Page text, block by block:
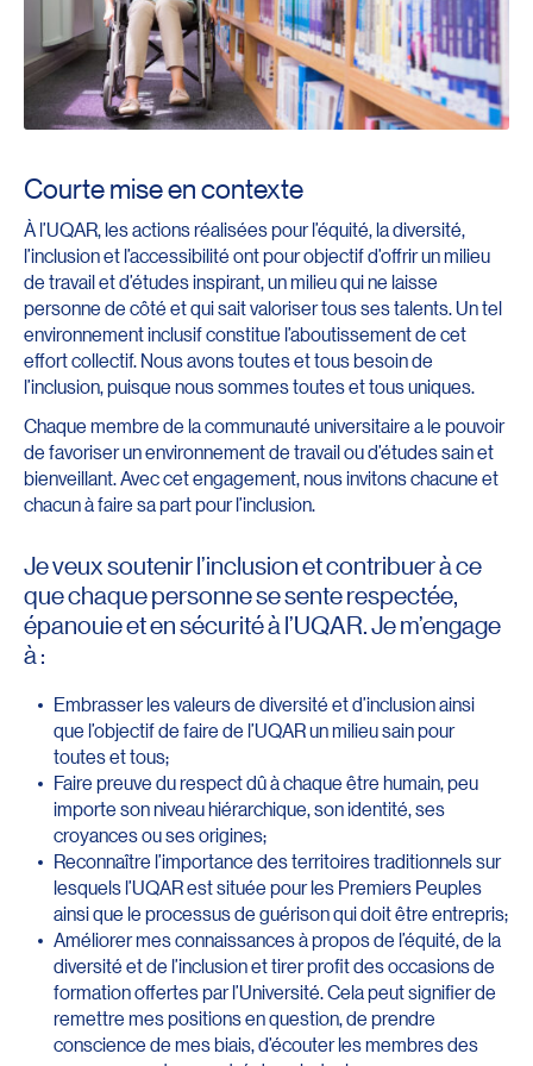
Courte mise en contexte
À l’UQAR, les actions réalisées pour l’équité, la diversité,
l’inclusion et l’accessibilité ont pour objectif d’offrir un milieu
de travail et d’études inspirant, un milieu qui ne laisse
personne de côté et qui sait valoriser tous ses talents. Un tel
environnement inclusif constitue l’aboutissement de cet
effort collectif. Nous avons toutes et tous besoin de
l’inclusion, puisque nous sommes toutes et tous uniques.
Chaque membre de la communauté universitaire a le pouvoir
de favoriser un environnement de travail ou d’études sain et
bienveillant. Avec cet engagement, nous invitons chacune et
chacun à faire sa part pour l’inclusion.
Je veux soutenir l’inclusion et contribuer à ce
que chaque personne se sente respectée,
épanouie et en sécurité à l’UQAR. Je m’engage
à :
Embrasser les valeurs de diversité et d’inclusion ainsi
que l’objectif de faire de l’UQAR un milieu sain pour
toutes et tous;
Faire preuve du respect dû à chaque être humain, peu
importe son niveau hiérarchique, son identité, ses
croyances ou ses origines;
Reconnaître l’importance des territoires traditionnels sur
lesquels l’UQAR est située pour les Premiers Peuples
ainsi que le processus de guérison qui doit être entrepris;
Améliorer mes connaissances à propos de l’équité, de la
diversité et de l’inclusion et tirer profit des occasions de
formation offertes par l’Université. Cela peut signifier de
remettre mes positions en question, de prendre
conscience de mes biais, d’écouter les membres des